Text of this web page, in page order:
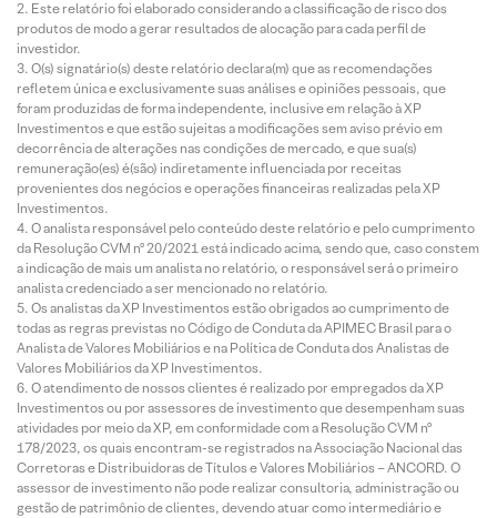
Este relatório foi elaborado considerando a classificação de risco dos
produtos de modo a gerar resultados de alocação para cada perfil de
investidor.
O(s) signatário(s) deste relatório declara(m) que as recomendações
refletem única e exclusivamente suas análises e opiniões pessoais, que
foram produzidas de forma independente, inclusive em relação à XP
Investimentos e que estão sujeitas a modificações sem aviso prévio em
decorrência de alterações nas condições de mercado, e que sua(s)
remuneração(es) é(são) indiretamente influenciada por receitas
provenientes dos negócios e operações financeiras realizadas pela XP
Investimentos.
O analista responsável pelo conteúdo deste relatório e pelo cumprimento
da Resolução CVM nº 20/2021 está indicado acima, sendo que, caso constem
a indicação de mais um analista no relatório, o responsável será o primeiro
analista credenciado a ser mencionado no relatório.
Os analistas da XP Investimentos estão obrigados ao cumprimento de
todas as regras previstas no Código de Conduta da APIMEC Brasil para o
Analista de Valores Mobiliários e na Política de Conduta dos Analistas de
Valores Mobiliários da XP Investimentos.
O atendimento de nossos clientes é realizado por empregados da XP
Investimentos ou por assessores de investimento que desempenham suas
atividades por meio da XP, em conformidade com a Resolução CVM nº
178/2023, os quais encontram-se registrados na Associação Nacional das
Corretoras e Distribuidoras de Títulos e Valores Mobiliários – ANCORD. O
assessor de investimento não pode realizar consultoria, administração ou
gestão de patrimônio de clientes, devendo atuar como intermediário e